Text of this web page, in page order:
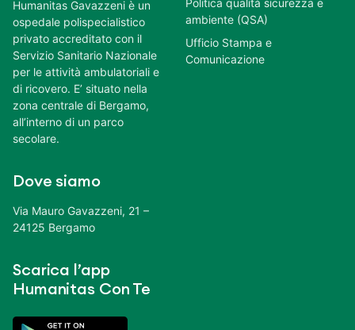
Humanitas Gavazzeni è un
ospedale polispecialistico
privato accreditato con il
Servizio Sanitario Nazionale
per le attività ambulatoriali e
di ricovero. E’ situato nella
zona centrale di Bergamo,
all’interno di un parco
secolare.
Dove siamo
Via Mauro Gavazzeni, 21 –
24125 Bergamo
Scarica l’app
Humanitas Con Te
ambiente (QSA)
Ufficio Stampa e
Comunicazione